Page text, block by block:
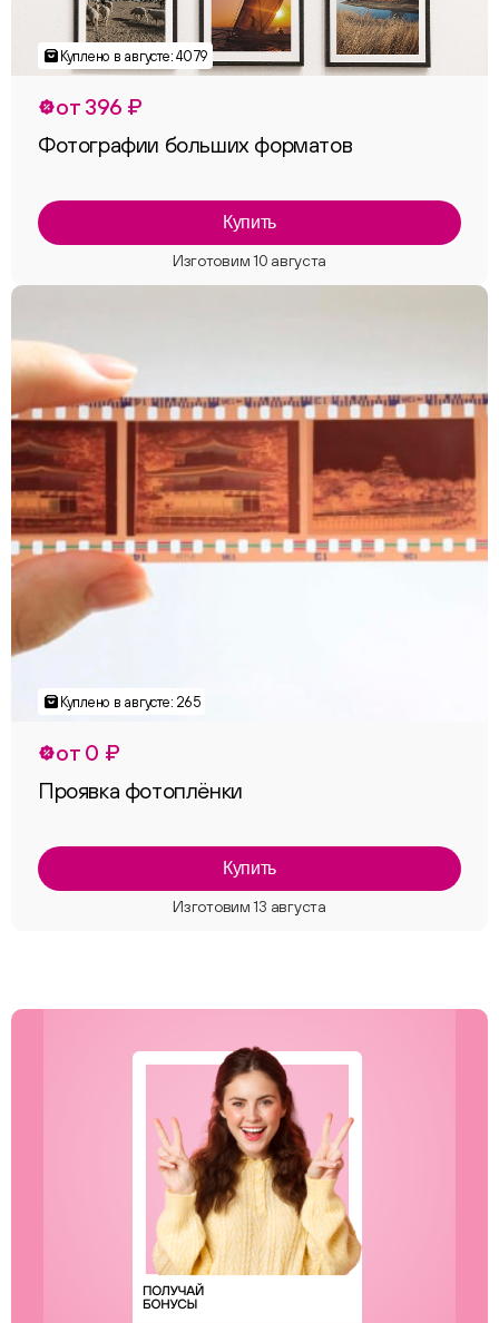
от 396 ₽
Фотографии больших форматов
Купить
от 0 ₽
Проявка фотоплёнки
Купить